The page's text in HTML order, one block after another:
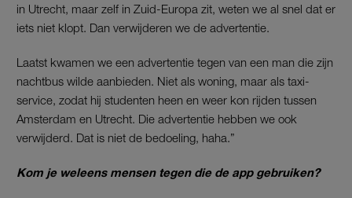
in Utrecht, maar zelf in Zuid-Europa zit, weten we al snel dat er
iets niet klopt. Dan verwijderen we de advertentie.
Laatst kwamen we een advertentie tegen van een man die zijn
nachtbus wilde aanbieden. Niet als woning, maar als taxi-
service, zodat hij studenten heen en weer kon rijden tussen
Amsterdam en Utrecht. Die advertentie hebben we ook
verwijderd. Dat is niet de bedoeling, haha.”
Kom je weleens mensen tegen die de app gebruiken?